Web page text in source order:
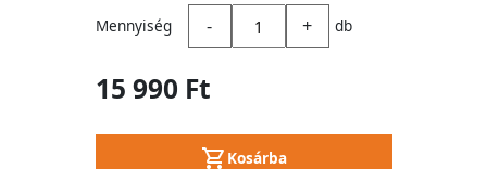
Mennyiség - + db
15 990 Ft
Kosárba